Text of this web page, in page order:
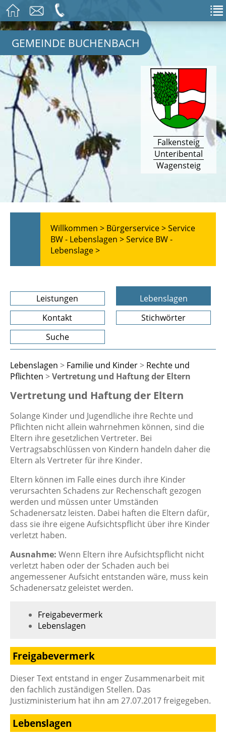
GEMEINDE BUCHENBACH
Falkensteig
Unteribental
Wagensteig
Willkommen > Bürgerservice >Service
BW - Lebenslagen >Service BW -
Lebenslage >
Leistungen
Lebenslagen
Kontakt
Stichwörter
Suche
Lebenslagen > Familie und Kinder> Rechte und
Pflichten >Vertretung und Haftung der Eltern
Vertretung und Haftung der Eltern
Solange Kinder und Jugendliche ihre Rechte und
Pflichten nicht allein wahrnehmen können, sind die
Eltern ihre gesetzlichen Vertreter. Bei
Vertragsabschlüssen von Kindern handeln daher die
Eltern als Vertreter für ihre Kinder.
Eltern können im Falle eines durch ihre Kinder
verursachten Schadens zur Rechenschaft gezogen
werden und müssen unter Umständen
Schadenersatz leisten. Dabei haften die Eltern dafür,
dass sie ihre eigene Aufsichtspflicht über ihre Kinder
verletzt haben.
Ausnahme: Wenn Eltern ihre Aufsichtspflicht nicht
verletzt haben oder der Schaden auch bei
angemessener Aufsicht entstanden wäre, muss kein
Schadenersatz geleistet werden.
Freigabevermerk
Lebenslagen
Freigabevermerk
Dieser Text entstand in enger Zusammenarbeit mit
den fachlich zuständigen Stellen. Das
Justizministerium hat ihn am 27.07.2017 freigegeben.
Lebenslagen